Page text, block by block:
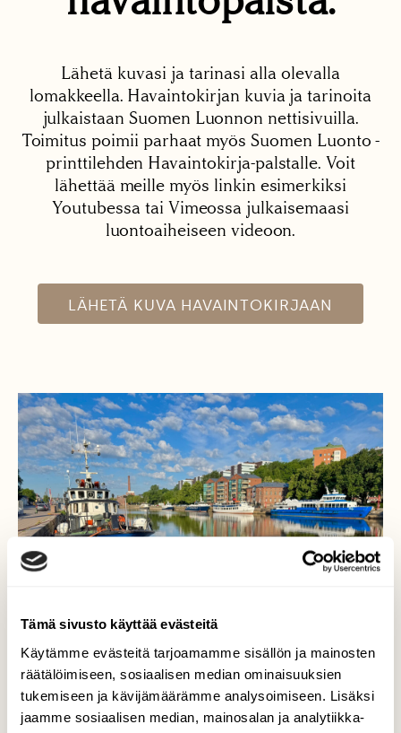
Tämä sivusto käyttää evästeitä
Käytämme evästeitä tarjoamamme sisällön ja mainosten
räätälöimiseen, sosiaalisen median ominaisuuksien
tukemiseen ja kävijämäärämme analysoimiseen. Lisäksi
jaamme sosiaalisen median, mainosalan ja analytiikka-
Lähetä kuvasi ja tarinasi alla olevalla
lomakkeella. Havaintokirjan kuvia ja tarinoita
julkaistaan Suomen Luonnon nettisivuilla.
Toimitus poimii parhaat myös Suomen Luonto -
printtilehden Havaintokirja-palstalle. Voit
lähettää meille myös linkin esimerkiksi
Youtubessa tai Vimeossa julkaisemaasi
luontoaiheiseen videoon.
LÄHETÄ KUVA HAVAINTOKIRJAAN